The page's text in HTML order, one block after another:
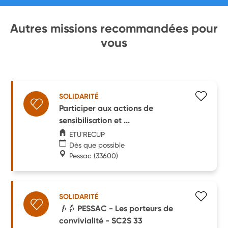
Autres missions recommandées pour
vous
SOLIDARITÉ
Participer aux actions de
sensibilisation et ...
ETU'RECUP
Dès que possible
Pessac (33600)
SOLIDARITÉ
👴👵 PESSAC - Les porteurs de
convivialité - SC2S 33